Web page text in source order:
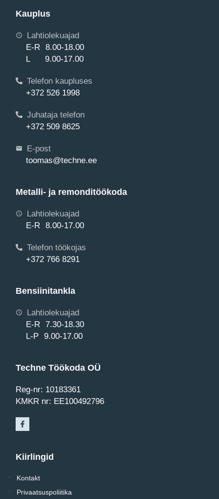
Kauplus
Lahtiolekuajad
E-R 8.00-18.00
L 9.00-17.00
Telefon kaupluses
+372 526 1998
Juhataja telefon
+372 509 8625
E-post
toomas@techne.ee
Metalli- ja remonditöökoda
Lahtiolekuajad
E-R 8.00-17.00
Telefon töökojas
+372 766 8291
Bensiinitankla
Lahtiolekuajad
E-R 7.30-18.30
L-P 9.00-17.00
Techne Töökoda OÜ
Reg-nr: 10183361
KMKR nr: EE100492796
Kiirlingid
Kontakt
Privaatsuspoliitika